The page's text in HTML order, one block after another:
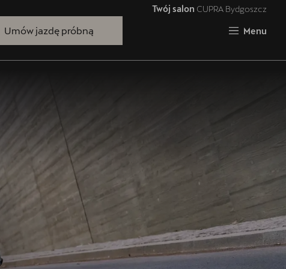
Twój salon CUPRA Bydgoszcz
Umów jazdę próbną Menu
Zamknij
Bezpłatna jazda próbna
Przetestuj model z wybranym silnikiem
i skrzynią biegów